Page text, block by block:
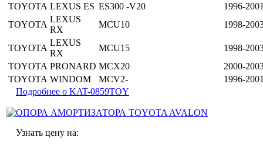
TOYOTA LEXUS ES ES300 -V20
1996-
TOYOTA
LEXUS
RX
MCU10 1998-
TOYOTA
LEXUS
RX
MCU15
1998-
TOYOTA PRONARD MCX20
2000-
TOYOTA WINDOM MCV2-
1996-
Подробнее о KAT-0859TOY
Узнать цену на: